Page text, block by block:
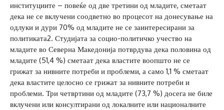
институциите – повеќе од две третини од младите, сметаат
дека не се вклучени соодветно во процесот на донесување на
одлуки и дури 70% од младите не се заинтересирани за
политиката2. Студијата за социо-политичко учество на
младите во Северна Македонија потврдува дека половина од
младите (51,4 %) сметаат дека властите воопшто не се
грижат за нивните потреби и проблеми, а само 1,1 % сметаат
дека властите целосно се грижат за нивните потреби и
проблеми. Три четвртини од младите (73,7 %) досега не биле
вклучени или консултирани од локалните или националните